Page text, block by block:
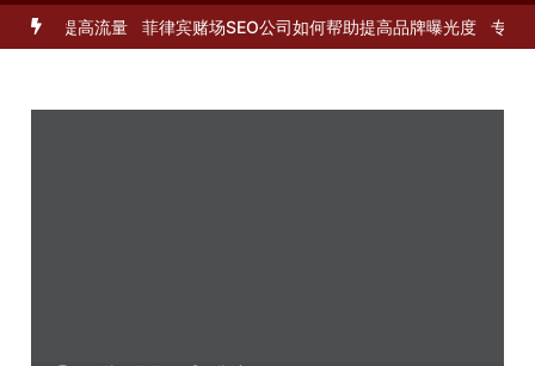
务提高流量 菲律宾赌场SEO公司如何帮助提高品牌曝光度 专业的